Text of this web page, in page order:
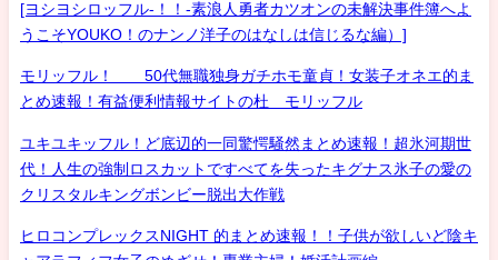
[ヨシヨシロッフル-！！-素浪人勇者カツオンの未解決事件簿へよ
うこそYOUKO！のナンノ洋子のはなしは信じるな編）]
モリッフル！ 50代無職独身ガチホモ童貞！女装子オネエ的ま
とめ速報！有益便利情報サイトの杜 モリッフル
ユキユキッフル！ど底辺的一同驚愕騒然まとめ速報！超氷河期世
代！人生の強制ロスカットですべてを失ったキグナス氷子の愛の
クリスタルキングボンビー脱出大作戦
ヒロコンプレックスNIGHT 的まとめ速報！！子供が欲しいど陰キ